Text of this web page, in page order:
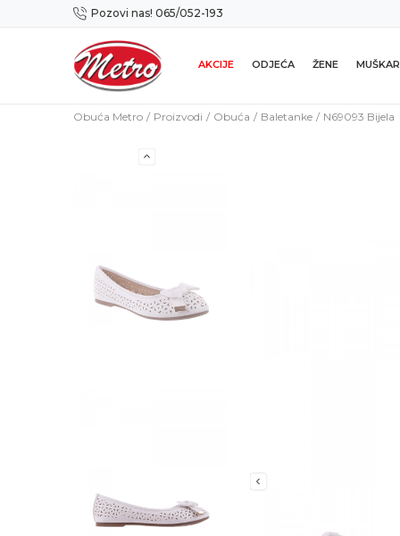
Pozovi nas! 065/052-193
Preuzmi NOVU Metro mobilnu aplikaciju!
AKCIJE ODJEĆA ŽENE
Obuća Metro Proizvodi Obuća Baletanke N69093 Bijela